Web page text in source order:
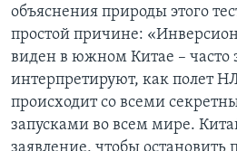
объяснения природы этого
простой причине:
виден в южном Китае – часто
интерпретируют, как полет
происходит со всеми
запусками во всем мире.